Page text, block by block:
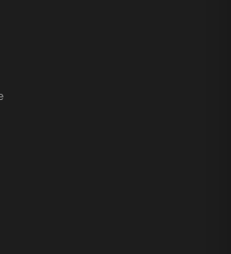
original nous emmenait dans
si Absolu de Parfum poussait le
d'Egypte choisit la carte de
plus audacieux, moins
peut-être, mais c'est aussi ce qui
dans la comfort zone du
quelque chose de plus
ne retrouve pas dans les autres